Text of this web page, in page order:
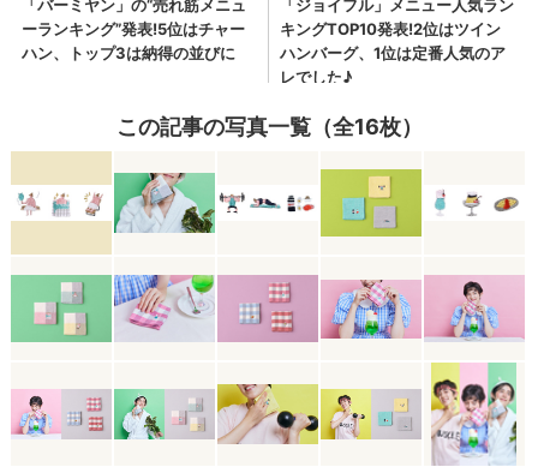
この記事の写真一覧（全16枚）